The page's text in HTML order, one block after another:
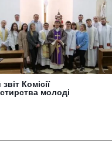
Комісії
молоді